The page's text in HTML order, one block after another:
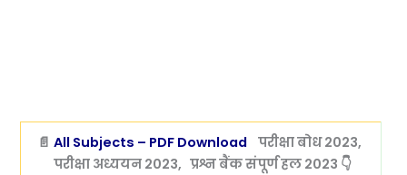
📄 All Subjects – PDF Download
परीक्षा बोध 2023,
परीक्षा अध्ययन 2023, प्रश्न बैंक संपूर्ण हल 2023 👇